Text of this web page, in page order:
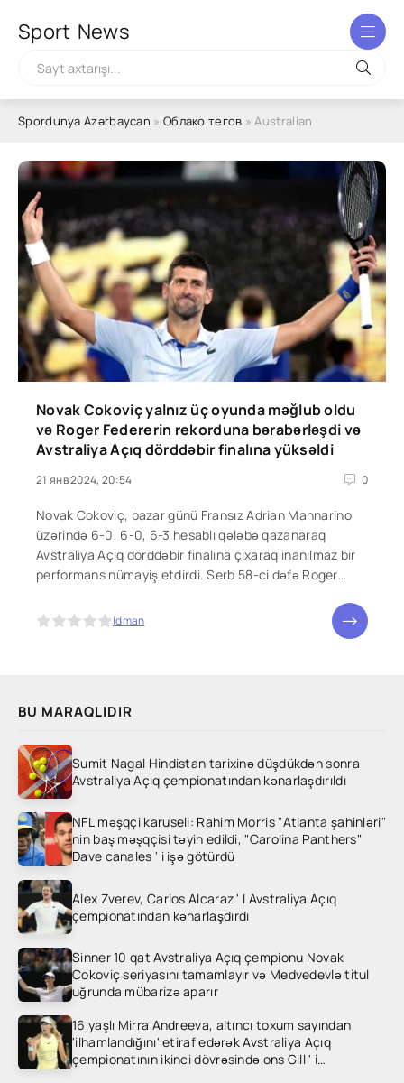
Sport News
BU MARAQLIDIR
Sumit Nagal Hindistan tarixinə düşdükdən sonra
Avstraliya Açıq çempionatından kənarlaşdırıldı
NFL məşqçi karuseli: Rahim Morris "Atlanta şahinləri"
nin baş məşqçisi təyin edildi, "Carolina Panthers"
Dave canales ' i işə götürdü
Alex Zverev, Carlos Alcaraz ' I Avstraliya Açıq
çempionatından kənarlaşdırdı
Sinner 10 qat Avstraliya Açıq çempionu Novak
Cokoviç seriyasını tamamlayır və Medvedevlə titul
uğrunda mübarizə aparır
16 yaşlı Mirra Andreeva, altıncı toxum sayından
'ilhamlandığını' etiraf edərək Avstraliya Açıq
çempionatının ikinci dövrəsində ons Gill ' i
Spordunya Azərbaycan » Облако тегов » Australian
Novak Cokoviç yalnız üç oyunda məğlub oldu
və Roger Federerin rekorduna bərabərləşdi və
Avstraliya Açıq dörddəbir finalına yüksəldi
21 янв 2024, 20:54 0
Novak Cokoviç, bazar günü Fransız Adrian Mannarino
üzərində 6-0, 6-0, 6-3 hesablı qələbə qazanaraq
Avstraliya Açıq dörddəbir finalına çıxaraq inanılmaz bir
performans nümayiş etdirdi. Serb 58-ci dəfə Roger
Grand Slam turnirlərinin son səkkizliyinə
Idman